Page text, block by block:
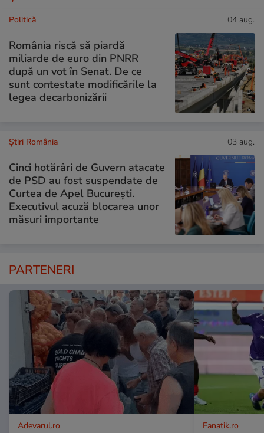
Politică 04 aug.
România riscă să piardă
miliarde de euro din PNRR
după un vot în Senat. De ce
sunt contestate modificările la
legea decarbonizării
Știri România 03 aug.
Cinci hotărâri de Guvern atacate
de PSD au fost suspendate de
Curtea de Apel București.
Executivul acuză blocarea unor
măsuri importante
PARTENERI
Adevarul.ro Fanatik.ro